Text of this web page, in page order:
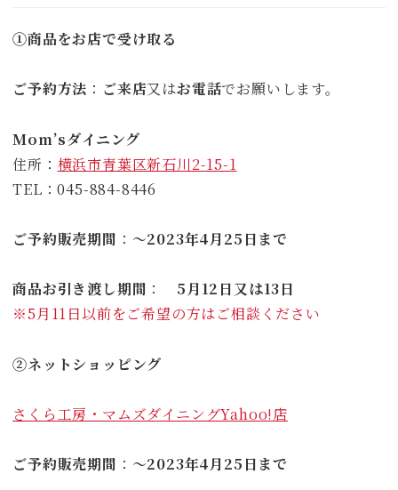
➀商品をお店で受け取る
ご予約方法 ： ご来店又はお電話でお願いします。
Mom’sダイニング
住所： 横浜市青葉区新石川2-15-1
TEL：045-884-8446
ご予約販売期間 ： ～2023年4月25日まで
商品お引き渡し期間 ： 5月12日又は13日
※5月11日以前をご希望の方はご相談ください
②ネットショッピング
さくら工房・マムズダイニングYahoo!店
ご予約販売期間 ： ～2023年4月25日まで